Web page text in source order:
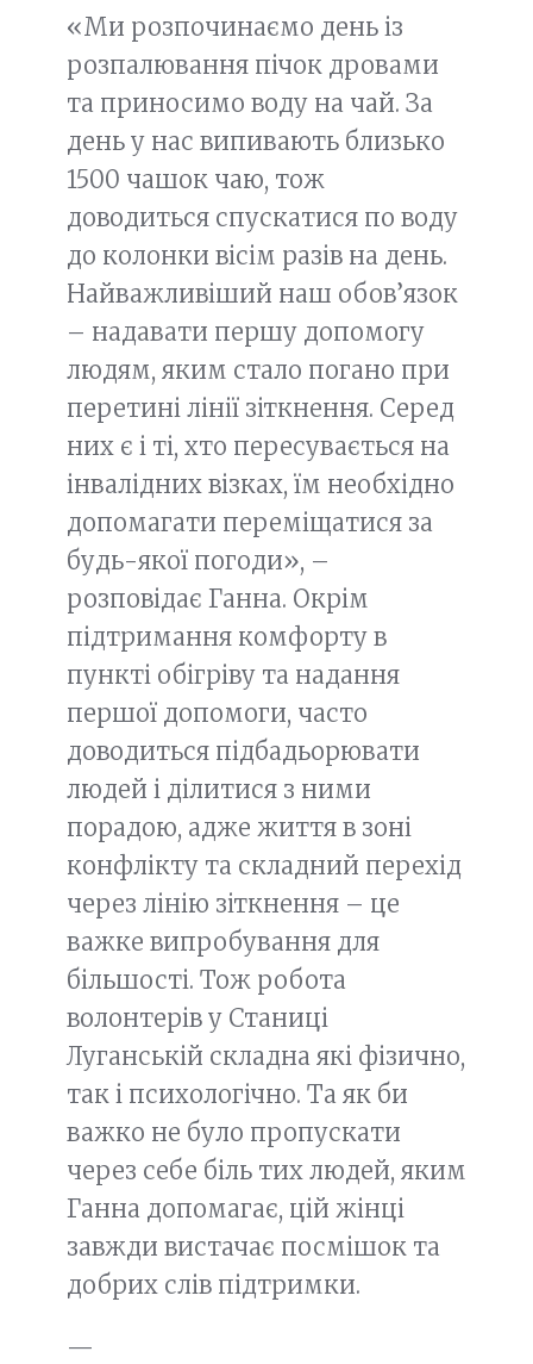
«Ми розпочинаємо день із
розпалювання пічок дровами
та приносимо воду на чай. За
день у нас випивають близько
1500 чашок чаю, тож
доводиться спускатися по воду
до колонки вісім разів на день.
Найважливіший наш обов’язок
– надавати першу допомогу
людям, яким стало погано при
перетині лінії зіткнення. Серед
них є і ті, хто пересувається на
інвалідних візках, їм необхідно
допомагати переміщатися за
будь-якої погоди», –
розповідає Ганна. Окрім
підтримання комфорту в
пункті обігріву та надання
першої допомоги, часто
доводиться підбадьорювати
людей і ділитися з ними
порадою, адже життя в зоні
конфлікту та складний перехід
через лінію зіткнення – це
важке випробування для
більшості. Тож робота
волонтерів у Станиці
Луганській складна які фізично,
так і психологічно. Та як би
важко не було пропускати
через себе біль тих людей, яким
Ганна допомагає, цій жінці
завжди вистачає посмішок та
добрих слів підтримки.
—